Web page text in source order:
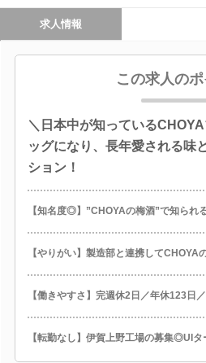
求人情報
この求人のポ
＼日本中が知っている
ッグになり、長年愛される味
ション！
【知名度◎】”CHOYAの梅酒”で知られ
【やりがい】製造部と連携してCHOYA
【働きやすさ】完週休2日／年休123日
【転勤なし】伊賀上野工場の募集◎UIタ